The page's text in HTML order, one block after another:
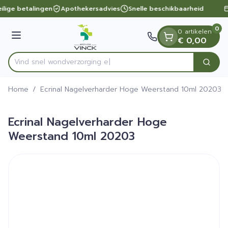
Ga naar de inhoud
1 van 1
betalingen Apothekersadvies Snelle beschikbaarheid
Menu
Product, merk, categorie...
Vind snel wondverz Zoek
0 artikelen
€ 0,00
0
Home / Ecrinal Nagelverharder Hoge Weerstand 10ml 20203
Ecrinal Nagelverharder Hoge
Weerstand 10ml 20203